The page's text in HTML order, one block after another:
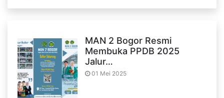
MAN 2 Bogor Resmi
Membuka PPDB 2025
Jalur…
01 Mei 2025